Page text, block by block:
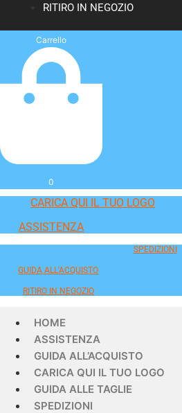
RITIRO IN NEGOZIO
Carrello
0
CARICA QUI IL TUO LOGO
ASSISTENZA
SPEDIZIONI
GUIDA ALL'ACQUISTO
RITIRO IN NEGOZIO
HOME
ASSISTENZA
GUIDA ALL’ACQUISTO
CARICA QUI IL TUO LOGO
GUIDA ALLE TAGLIE
SPEDIZIONI